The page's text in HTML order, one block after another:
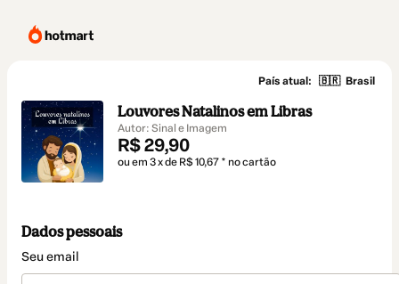
País atual: 🇧🇷 Brasil
Louvores Natalinos em Libras
Autor: Sinal e Imagem
R$ 29,90
ou em 3 x de R$ 10,67 * no cartão
Dados pessoais
Seu email